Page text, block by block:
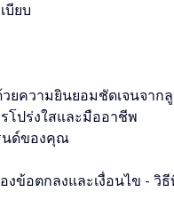
บียบ
ยความยินยอมชัดเจนจาก
โปร่งใสและมืออาชีพ
นด์ของคุณ
ข้อตกลงและเงื่อนไข - วิ